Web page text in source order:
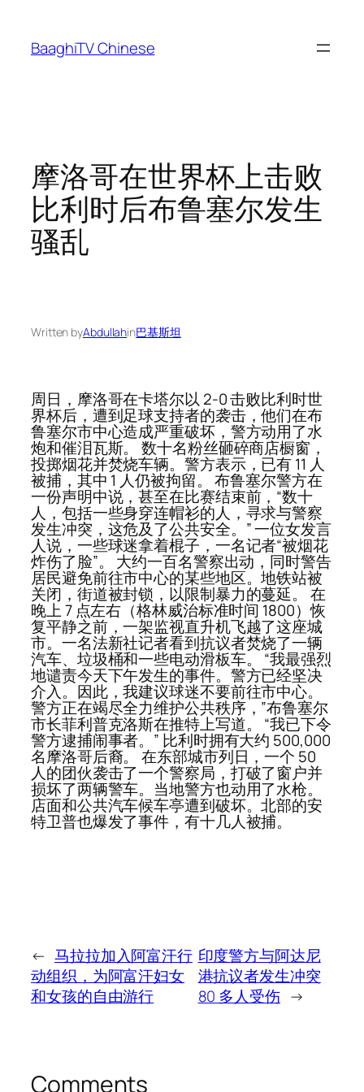
content
BaaghiTV Chinese
摩洛哥在世界杯上击败
比利时后布鲁塞尔发生
骚乱
Written byAbdullahin巴基斯坦
周日，摩洛哥在卡塔尔以 2-0 击败比利时世
界杯后，遭到足球支持者的袭击，他们在布
鲁塞尔市中心造成严重破坏，警方动用了水
炮和催泪瓦斯。 数十名粉丝砸碎商店橱窗，
投掷烟花并焚烧车辆。警方表示，已有 11 人
被捕，其中 1 人仍被拘留。 布鲁塞尔警方在
一份声明中说，甚至在比赛结束前，“数十
人，包括一些身穿连帽衫的人，寻求与警察
发生冲突，这危及了公共安全。” 一位女发言
人说，一些球迷拿着棍子，一名记者“被烟花
炸伤了脸”。 大约一百名警察出动，同时警告
居民避免前往市中心的某些地区。地铁站被
关闭，街道被封锁，以限制暴力的蔓延。 在
晚上 7 点左右（格林威治标准时间 1800）恢
复平静之前，一架监视直升机飞越了这座城
市。一名法新社记者看到抗议者焚烧了一辆
汽车、垃圾桶和一些电动滑板车。 “我最强烈
地谴责今天下午发生的事件。警方已经坚决
介入。因此，我建议球迷不要前往市中心。
警方正在竭尽全力维护公共秩序，”布鲁塞尔
市长菲利普克洛斯在推特上写道。 “我已下令
警方逮捕闹事者。” 比利时拥有大约 500,000
名摩洛哥后裔。 在东部城市列日，一个 50
人的团伙袭击了一个警察局，打破了窗户并
损坏了两辆警车。当地警方也动用了水枪。
店面和公共汽车候车亭遭到破坏。北部的安
特卫普也爆发了事件，有十几人被捕。
← 马拉拉加入阿富汗行
动组织，为阿富汗妇女
和女孩的自由游行
印度警方与阿达尼
港抗议者发生冲突
80 多人受伤 →
Comments